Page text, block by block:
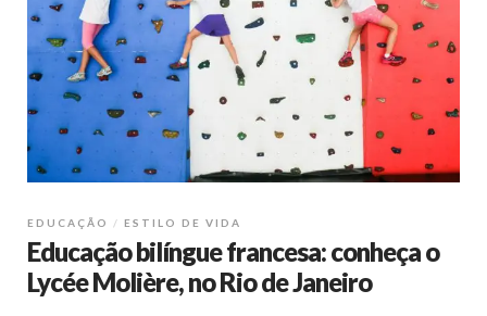
EDUCAÇÃO ESTILO DE VIDA
Educação bilíngue francesa: conheça o
Lycée Molière, no Rio de Janeiro